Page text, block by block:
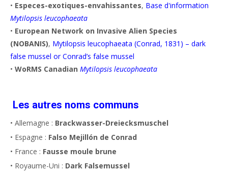
• Especes-exotiques-envahissantes, Base d'information
Mytilopsis leucophaeata
• European Network on Invasive Alien Species
(NOBANIS), Mytilopsis leucophaeata (Conrad, 1831) – dark
false mussel or Conrad’s false mussel
• WoRMS Canadian Mytilopsis leucophaeata
Les autres noms communs
• Allemagne : Brackwasser-Dreiecksmuschel
• Espagne : Falso Mejillón de Conrad
• France : Fausse moule brune
• Royaume-Uni : Dark Falsemussel